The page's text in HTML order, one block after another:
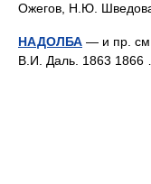
Ожегов, Н.Ю.
НАДОЛБА — и пр. см.
В.И. Даль. 1863